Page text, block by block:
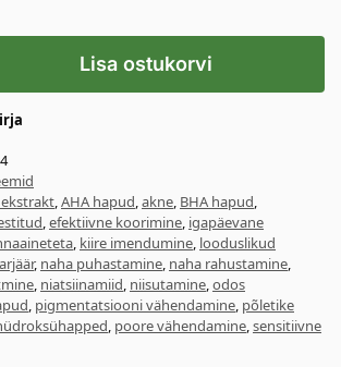
Lisa ostukorvi
,AHA hapud,akne, BHA hapud,
,efektiivne koorimine, igapäevane
, kiire imendumine, looduslikud
, naha puhastamine, naha rahustamine,
, niatsiinamiid, niisutamine,odos
, pigmentatsiooni vähendamine, põletike
, poore vähendamine,sensitiivne